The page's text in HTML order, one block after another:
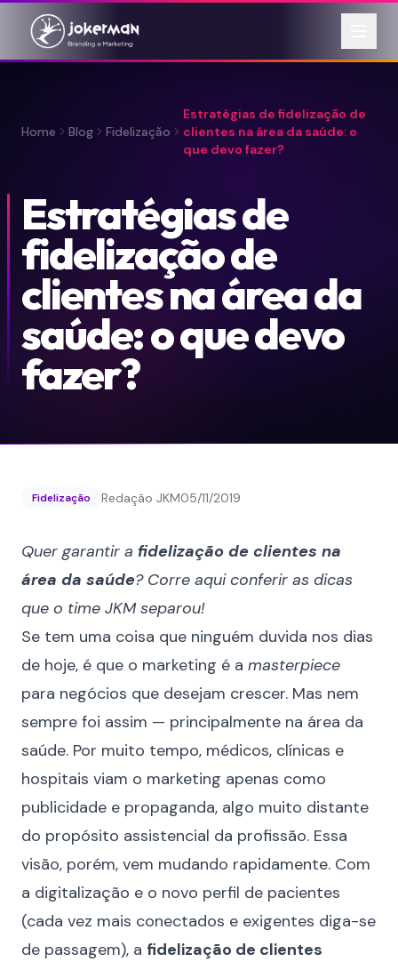
Home Blog Fidelização
Estratégias de fidelização de
clientes na área da saúde: o
que devo fazer?
Estratégias de
fidelização de
clientes na área da
saúde: o que devo
fazer?
Fidelização Redação JKM05/11/2019
Quer garantir a fidelização de clientes na
área da saúde? Corre aqui conferir as dicas
que o time JKM separou!
Se tem uma coisa que ninguém duvida nos dias
de hoje, é que o marketing é a masterpiece
para negócios que desejam crescer. Mas nem
sempre foi assim — principalmente na área da
saúde. Por muito tempo, médicos, clínicas e
hospitais viam o marketing apenas como
publicidade e propaganda, algo muito distante
do propósito assistencial da profissão. Essa
visão, porém, vem mudando rapidamente. Com
a digitalização e o novo perfil de pacientes
(cada vez mais conectados e exigentes diga-se
de passagem), a fidelização de clientes